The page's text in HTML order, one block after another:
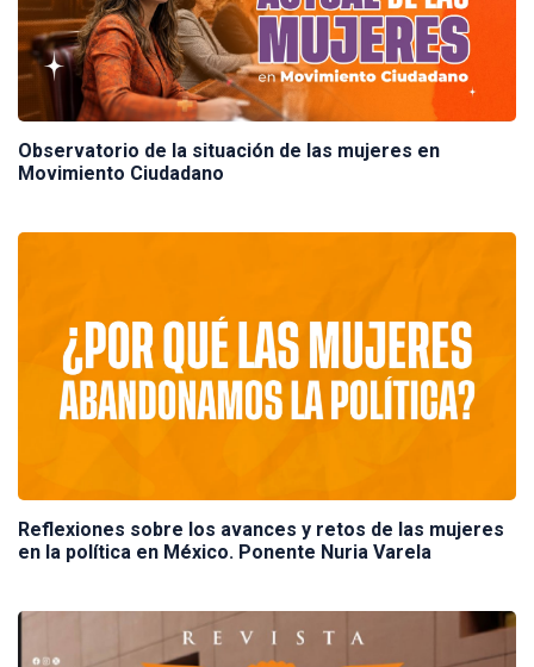
Observatorio de la situación de las mujeres en
Movimiento Ciudadano
Reflexiones sobre los avances y retos de las mujeres
en la política en México. Ponente Nuria Varela